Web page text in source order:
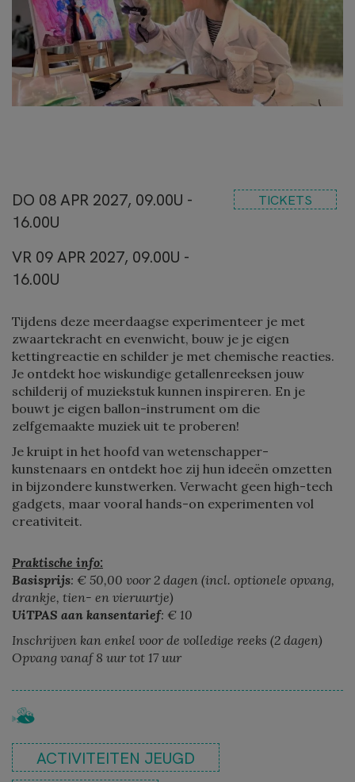
DO 08 APR 2027, 09.00U -
16.00U
TICKETS
VR 09 APR 2027, 09.00U -
16.00U
Tijdens deze meerdaagse experimenteer je met
zwaartekracht en evenwicht, bouw je je eigen
kettingreactie en schilder je met chemische reacties.
Je ontdekt hoe wiskundige getallenreeksen jouw
schilderij of muziekstuk kunnen inspireren. En je
bouwt je eigen ballon-instrument om die
zelfgemaakte muziek uit te proberen!
Je kruipt in het hoofd van wetenschapper-
kunstenaars en ontdekt hoe zij hun ideeën omzetten
in bijzondere kunstwerken. Verwacht geen high-tech
gadgets, maar vooral hands-on experimenten vol
creativiteit.
Praktische info:
Basisprijs: € 50,00 voor 2 dagen (incl. optionele opvang,
drankje, tien- en vieruurtje)
UiTPAS aan kansentarief: € 10
Inschrijven kan enkel voor de volledige reeks (2 dagen)
Opvang vanaf 8 uur tot 17 uur
ACTIVITEITEN JEUGD